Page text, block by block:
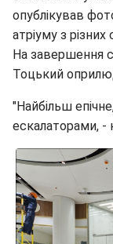
опублікував
атріуму з різних
На завершення
Тоцький
"Найбільш
ескалаторами, -